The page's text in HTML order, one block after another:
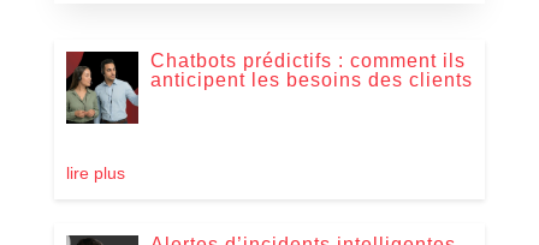
Chatbots prédictifs : comment ils
anticipent les besoins des clients
lire plus